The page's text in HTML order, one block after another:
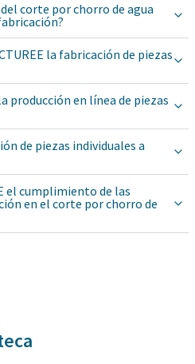
corte por chorro de agua
la fabricación de piezas
producción en línea de piezas
de piezas individuales a
el cumplimiento de las
en el corte por chorro de